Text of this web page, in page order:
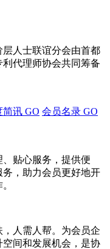
人士联谊分会由首都
代理师协会共同筹备
简讯 GO 会员名录 GO
贴心服务，提供便
，助力会员更好地开
人需人帮。为会员企
间和发展机会，是协